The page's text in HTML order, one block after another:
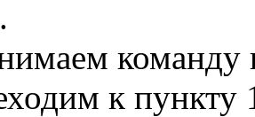
команду
к пункту